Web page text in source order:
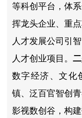
等科创平台，体
挥龙头企业、重
人才发展公司引
人才创业项目。
数字经济、文化
镇、泛百官智创
影视数创谷，构